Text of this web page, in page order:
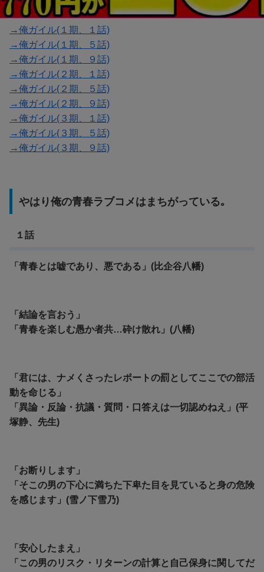
→俺ガイル(１期、１話)
→俺ガイル(１期、５話)
→俺ガイル(１期、９話)
→俺ガイル(２期、１話)
→俺ガイル(２期、５話)
→俺ガイル(２期、９話)
→俺ガイル(３期、１話)
→俺ガイル(３期、５話)
→俺ガイル(３期、９話)
やはり俺の青春ラブコメはまちがっている｡
１話
「青春とは嘘であり、悪である」(比企谷八幡)
「結論を言おう」
「青春を楽しむ愚か者共…砕け散れ」(八幡)
「君には、ナメくさったレポートの罰としてここでの部活
動を命じる」
「異論・反論・抗議・質問・口答えは一切認めねえ」(平
塚静、先生)
「お断りします」
「そこの男の下心に満ちた下卑た目を見ていると身の危険
を感じます」(雪ノ下雪乃)
「安心したまえ」
「この男のリスク・リターンの計算と自己保身に関してだ